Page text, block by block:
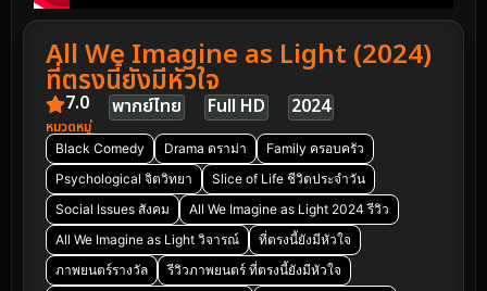
All We Imagine as Light (2024)
ที่ตรงนี้ยังมีหัวใจ
7.0 พากย์ไทย Full HD 2024
หมวดหมู่
Black Comedy Drama ดราม่า
Family ครอบครัว
Psychological จิตวิทยา
Slice of Life ชีวิตประจำวัน
Social Issues สังคม
All We Imagine as Light 2024 รีวิว
All We Imagine as Light วิจารณ์
ที่ตรงนี้ยังมีหัวใจ
ภาพยนตร์รางวัล
รีวิวภาพยนตร์ ที่ตรงนี้ยังมีหัวใจ